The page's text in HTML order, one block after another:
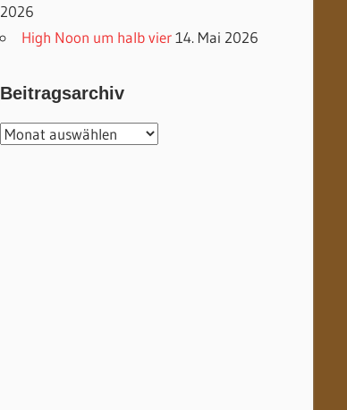
2026
High Noon um halb vier 14. Mai 2026
Beitragsarchiv
Beitragsarchiv